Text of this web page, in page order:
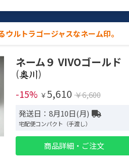
ウルトラゴージャスなネーム印。
ネーム９ VIVOゴールド
(
)
-15% ￥ 5,610 ￥6,600
発送日：8月10日(月)
宅配便コンパクト（手渡し）
商品詳細・ご注文